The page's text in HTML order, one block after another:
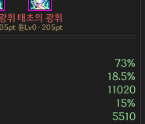
휘태초의 광휘
튠Lv0 · 205pt
73%
18.5%
11020
15%
5510